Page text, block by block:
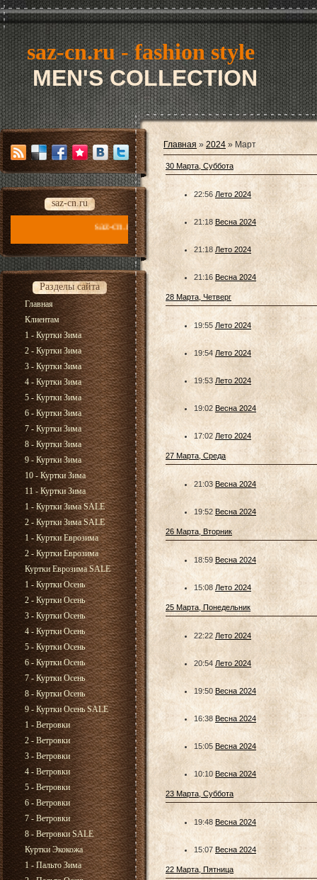
saz-cn.ru - fashion style
MEN'S COLLECTION
saz-cn.ru
- fashion style new collection 2026
Разделы сайта
Главная
Клиентам
1 - Куртки Зима
2 - Куртки Зима
3 - Куртки Зима
4 - Куртки Зима
5 - Куртки Зима
6 - Куртки Зима
7 - Куртки Зима
8 - Куртки Зима
9 - Куртки Зима
10 - Куртки Зима
11 - Куртки Зима
1 - Куртки Зима SALE
2 - Куртки Зима SALE
1 - Куртки Еврозима
2 - Куртки Еврозима
Куртки Еврозима SALE
1 - Куртки Осень
2 - Куртки Осень
3 - Куртки Осень
4 - Куртки Осень
5 - Куртки Осень
6 - Куртки Осень
7 - Куртки Осень
8 - Куртки Осень
9 - Куртки Осень SALE
1 - Ветровки
2 - Ветровки
3 - Ветровки
4 - Ветровки
5 - Ветровки
6 - Ветровки
7 - Ветровки
8 - Ветровки SALE
Куртки Экокожа
1 - Пальто Зима
Главная » 2024 » Март
30 Марта, Суббота
22:56 Лето 2024
21:18 Весна 2024
21:18 Лето 2024
21:16 Весна 2024
28 Марта, Четверг
19:55 Лето 2024
19:54 Лето 2024
19:53 Лето 2024
19:02 Весна 2024
17:02 Лето 2024
27 Марта, Среда
21:03 Весна 2024
19:52 Весна 2024
26 Марта, Вторник
18:59 Весна 2024
15:08 Лето 2024
25 Марта, Понедельник
22:22 Лето 2024
20:54 Лето 2024
19:50 Весна 2024
16:38 Весна 2024
15:05 Весна 2024
10:10 Весна 2024
23 Марта, Суббота
19:48 Весна 2024
15:07 Весна 2024
22 Марта, Пятница